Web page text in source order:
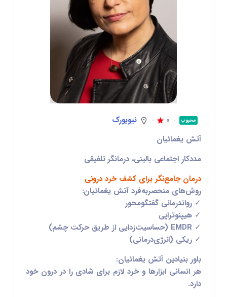
محبوب 0
نیویورک
آتش یغمائیان
مددکار اجتماعی بالینی، درمانگر تلفیقی
درمان جامع‌نگر برای کشف خرد درونی
روش‌های منحصربه‌فرد آتش یغمائیان:
✓ رواندرمانی گفتگومحور
✓ هیپنوتراپی
✓ EMDR (حساسیت‌زدایی از طریق حرکت چشم)
✓ ریکی (انرژی‌درمانی)
باور بنیادین آتش یغمائیان:
هر انسانی ابزارها و خرد لازم برای شادی را در درون خود
دارد.